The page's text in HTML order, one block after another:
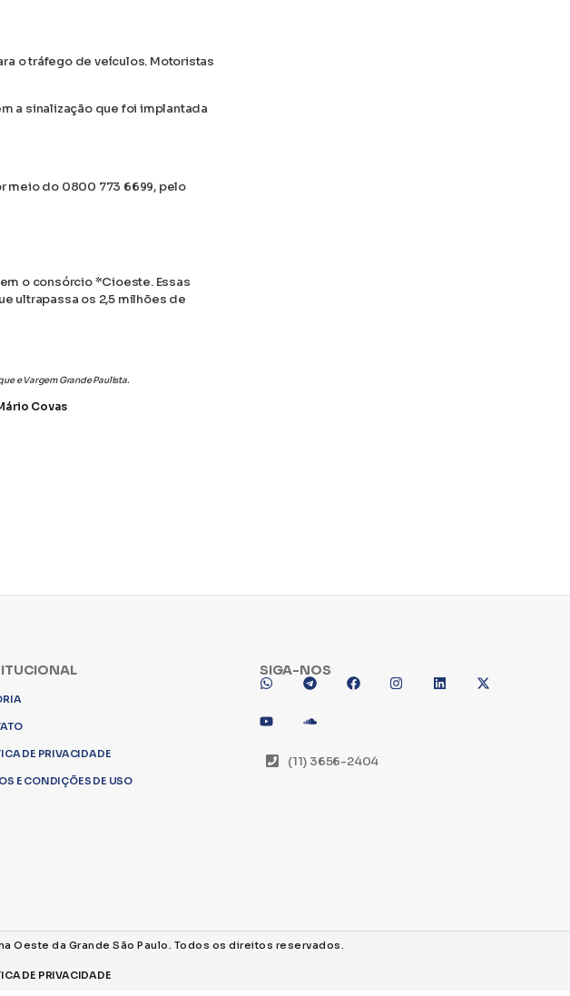
o tráfego de veículos. Motoristas
a sinalização que foi implantada
meio do 0800 773 6699, pelo
o consórcio *Cioeste. Essas
ultrapassa os 2,5 milhões de
e Vargem Grande Paulista.
Covas
DE PRIVACIDADE
E CONDIÇÕES DE USO
SIGA-NOS
(11) 3656-2404
Oeste da Grande São Paulo. Todos os direitos reservados.
DE PRIVACIDADE